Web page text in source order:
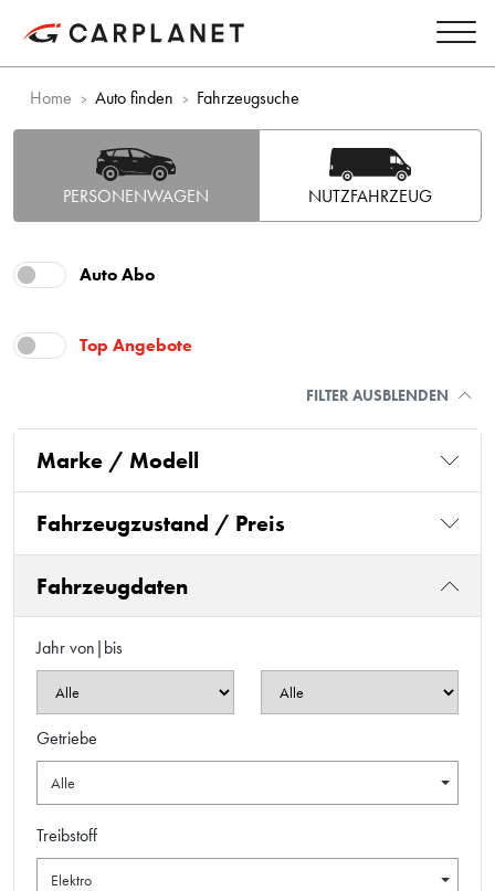
Home Auto finden Fahrzeugsuche
PERSONENWAGEN NUTZFAHRZEUG
Auto Abo
Top Angebote
FILTER AUSBLENDEN
Marke / Modell
Fahrzeugzustand / Preis
Fahrzeugdaten
Jahr von|bis
Getriebe
Alle
Treibstoff
Elektro